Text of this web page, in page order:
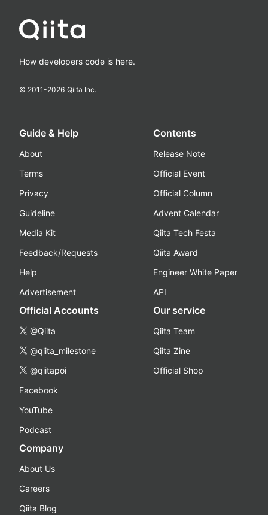
How developers code is here.
© 2011-2026 Qiita Inc.
Guide & Help
About
Terms
Privacy
Guideline
Media Kit
Feedback/Requests
Help
Advertisement
Contents
Release Note
Official Event
Official Column
Advent Calendar
Qiita Tech Festa
Qiita Award
Engineer White Paper
API
Official Accounts
@Qiita
@qiita_milestone
@qiitapoi
Facebook
YouTube
Podcast
Our service
Qiita Team
Qiita Zine
Official Shop
Company
About Us
Careers
Qiita Blog